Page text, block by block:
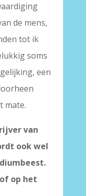
de mens,
tot ik
soms
een
mate.
van
ook wel
op het